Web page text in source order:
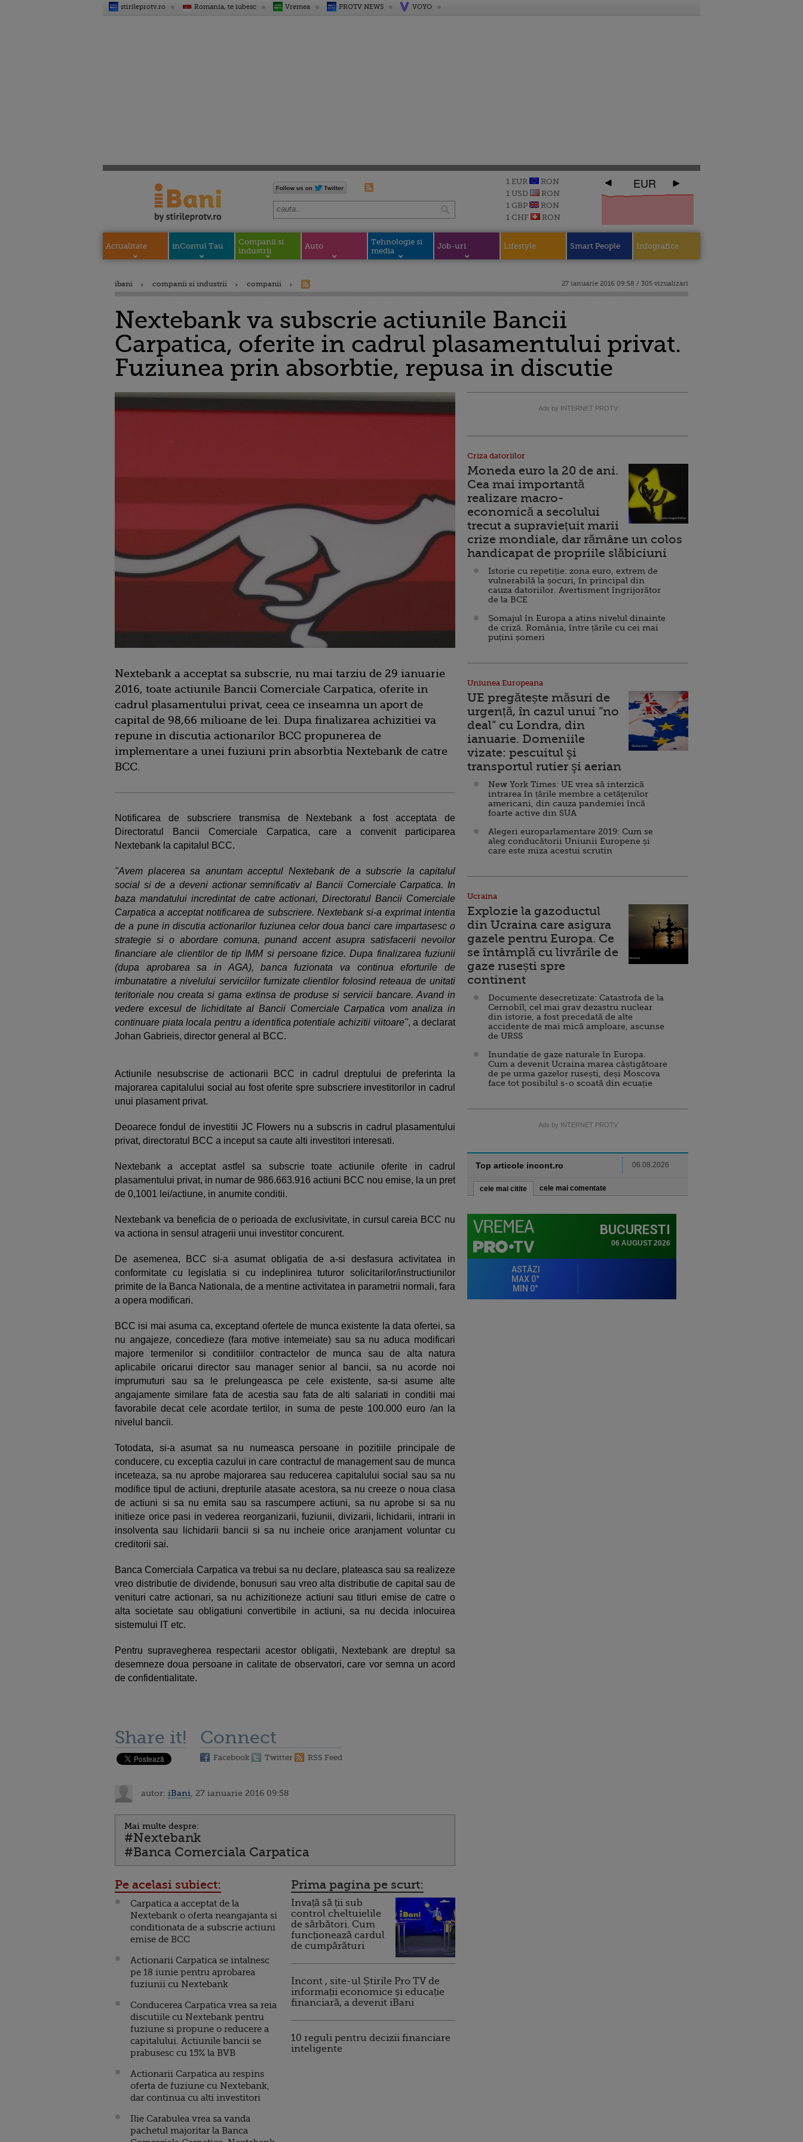
stirileprotv.ro Romania, te iubesc Vremea PROTV NEWS VOYO
1 EUR
RON
1 USD
RON
1 GBP
RON
1 CHF
RON
EUR
Actualitate inContul Tau
Companii si
industrii
Auto
Tehnologie si
media
Job-uri Lifestyle Smart People Infografice
ibani companii si industrii companii 27 ianuarie 2016 09:58 / 305 vizualizari
Nextebank va subscrie actiunile Bancii
Carpatica, oferite in cadrul plasamentului privat.
Fuziunea prin absorbtie, repusa in discutie
Nextebank a acceptat sa subscrie, nu mai tarziu de 29 ianuarie
2016, toate actiunile Bancii Comerciale Carpatica, oferite in
cadrul plasamentului privat, ceea ce inseamna un aport de
capital de 98,66 milioane de lei. Dupa finalizarea achizitiei va
repune in discutia actionarilor BCC propunerea de
implementare a unei fuziuni prin absorbtia Nextebank de catre
BCC.
Notificarea de subscriere transmisa de Nextebank a fost acceptata de
Directoratul Bancii Comerciale Carpatica, care a convenit participarea
Nextebank la capitalul BCC.
"Avem placerea sa anuntam acceptul Nextebank de a subscrie la capitalul
social si de a deveni actionar semnificativ al Bancii Comerciale Carpatica. In
baza mandatului incredintat de catre actionari, Directoratul Bancii Comerciale
Carpatica a acceptat notificarea de subscriere. Nextebank si-a exprimat intentia
de a pune in discutia actionarilor fuziunea celor doua banci care impartasesc o
strategie si o abordare comuna, punand accent asupra satisfacerii nevoilor
financiare ale clientilor de tip IMM si persoane fizice. Dupa finalizarea fuziunii
(dupa aprobarea sa in AGA), banca fuzionata va continua eforturile de
imbunatatire a nivelului serviciilor furnizate clientilor folosind reteaua de unitati
teritoriale nou creata si gama extinsa de produse si servicii bancare. Avand in
vedere excesul de lichiditate al Bancii Comerciale Carpatica vom analiza in
continuare piata locala pentru a identifica potentiale achizitii viitoare", a declarat
Johan Gabrieis, director general al BCC.
Actiunile nesubscrise de actionarii BCC in cadrul dreptului de preferinta la
majorarea capitalului social au fost oferite spre subscriere investitorilor in cadrul
unui plasament privat.
Deoarece fondul de investitii JC Flowers nu a subscris in cadrul plasamentului
privat, directoratul BCC a inceput sa caute alti investitori interesati.
Nextebank a acceptat astfel sa subscrie toate actiunile oferite in cadrul
plasamentului privat, in numar de 986.663.916 actiuni BCC nou emise, la un pret
de 0,1001 lei/actiune, in anumite conditii.
Nextebank va beneficia de o perioada de exclusivitate, in cursul careia BCC nu
va actiona in sensul atragerii unui investitor concurent.
De asemenea, BCC si-a asumat obligatia de a-si desfasura activitatea in
conformitate cu legislatia si cu indeplinirea tuturor solicitarilor/instructiunilor
primite de la Banca Nationala, de a mentine activitatea in parametrii normali, fara
a opera modificari.
BCC isi mai asuma ca, exceptand ofertele de munca existente la data ofertei, sa
nu angajeze, concedieze (fara motive intemeiate) sau sa nu aduca modificari
majore termenilor si conditiilor contractelor de munca sau de alta natura
aplicabile oricarui director sau manager senior al bancii, sa nu acorde noi
imprumuturi sau sa le prelungeasca pe cele existente, sa-si asume alte
angajamente similare fata de acestia sau fata de alti salariati in conditii mai
favorabile decat cele acordate tertilor, in suma de peste 100.000 euro /an la
nivelul bancii.
Totodata, si-a asumat sa nu numeasca persoane in pozitiile principale de
conducere, cu exceptia cazului in care contractul de management sau de munca
inceteaza, sa nu aprobe majorarea sau reducerea capitalului social sau sa nu
modifice tipul de actiuni, drepturile atasate acestora, sa nu creeze o noua clasa
de actiuni si sa nu emita sau sa rascumpere actiuni, sa nu aprobe si sa nu
initieze orice pasi in vederea reorganizarii, fuziunii, divizarii, lichidarii, intrarii in
insolventa sau lichidarii bancii si sa nu incheie orice aranjament voluntar cu
creditorii sai.
Banca Comerciala Carpatica va trebui sa nu declare, plateasca sau sa realizeze
vreo distributie de dividende, bonusuri sau vreo alta distributie de capital sau de
venituri catre actionari, sa nu achizitioneze actiuni sau titluri emise de catre o
alta societate sau obligatiuni convertibile in actiuni, sa nu decida inlocuirea
sistemului IT etc.
Pentru supravegherea respectarii acestor obligatii, Nextebank are dreptul sa
desemneze doua persoane in calitate de observatori, care vor semna un acord
de confidentialitate.
Share it! Connect
Facebook Twitter RSS Feed
autor: iBani , 27 ianuarie 2016 09:58
Mai multe despre:
#Nextebank
#Banca Comerciala Carpatica
Pe acelasi subiect:
Carpatica a acceptat de la
Nextebank o oferta neangajanta si
conditionata de a subscrie actiuni
emise de BCC
Actionarii Carpatica se intalnesc
pe 18 iunie pentru aprobarea
fuziunii cu Nextebank
Conducerea Carpatica vrea sa reia
discutiile cu Nextebank pentru
fuziune si propune o reducere a
capitalului. Actiunile bancii se
prabusesc cu 15% la BVB
Actionarii Carpatica au respins
oferta de fuziune cu Nextebank,
dar continua cu alti investitori
Ilie Carabulea vrea sa vanda
pachetul majoritar la Banca
Prima pagina pe scurt:
Invață să ții sub
control cheltuielile
de sărbători. Cum
funcționează cardul
de cumpărături
Incont , site-ul Știrile Pro TV de
informații economice și educație
financiară, a devenit iBani
10 reguli pentru decizii financiare
inteligente
Ads by INTERNET PROTV
Criza datoriilor
Moneda euro la 20 de ani.
Cea mai importantă
realizare macro-
economică a secolului
trecut a supraviețuit marii
crize mondiale, dar rămâne un colos
handicapat de propriile slăbiciuni
Istorie cu repetiție: zona euro, extrem de
vulnerabilă la șocuri, în principal din
cauza datoriilor. Avertisment îngrijorător
de la BCE
Șomajul în Europa a atins nivelul dinainte
de criză. România, între țările cu cei mai
puțini șomeri
Uniunea Europeana
UE pregătește măsuri de
urgență, în cazul unui ”no
deal” cu Londra, din
ianuarie. Domeniile
vizate: pescuitul şi
transportul rutier şi aerian
New York Times: UE vrea să interzică
intrarea în țările membre a cetăţenilor
americani, din cauza pandemiei încă
foarte active din SUA
Alegeri europarlamentare 2019: Cum se
aleg conducătorii Uniunii Europene și
care este miza acestui scrutin
Ucraina
Explozie la gazoductul
din Ucraina care asigura
gazele pentru Europa. Ce
se întâmplă cu livrările de
gaze rusești spre
continent
Documente desecretizate: Catastrofa de la
Cernobîl, cel mai grav dezastru nuclear
din istorie, a fost precedată de alte
accidente de mai mică amploare, ascunse
de URSS
Inundație de gaze naturale în Europa.
Cum a devenit Ucraina marea câștigătoare
de pe urma gazelor rusești, deși Moscova
face tot posibilul s-o scoată din ecuație
Ads by INTERNET PROTV
Top articole incont.ro 06.08.2026
cele mai citite cele mai comentate